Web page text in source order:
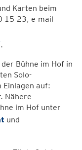
Karten beim
15-23, e-mail
.
Bühne im Hof in
Solo-
Einlagen auf:
Nähere
im Hof unter
und